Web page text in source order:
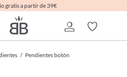
gratis a partir de 39€
/ Pendientes botón